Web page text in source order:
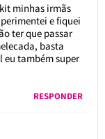
minhas irmãs
e fiquei
ter que passar
basta
eu também super
RESPONDER